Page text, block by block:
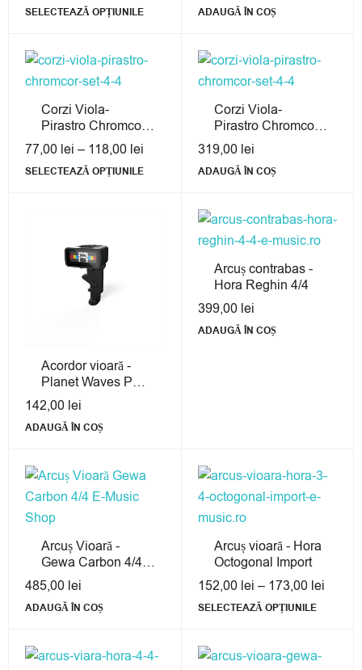
SELECTEAZĂ OPȚIUNILE ADAUGĂ ÎN COȘ
Corzi Viola-
Pirastro Chromcor
4/4 Corzi Single
77,00 lei – 118,00 lei
SELECTEAZĂ OPȚIUNILE
Corzi Viola-
Pirastro Chromcor
Set 4/4
319,00 lei
ADAUGĂ ÎN COȘ
Acordor vioară -
Planet Waves PW-
CT-14
142,00 lei
ADAUGĂ ÎN COȘ
Arcuș contrabas -
Hora Reghin 4/4
399,00 lei
ADAUGĂ ÎN COȘ
Arcuș Vioară -
Gewa Carbon 4/4
Wood
485,00 lei
ADAUGĂ ÎN COȘ
Arcuș vioară - Hora
Octogonal Import
152,00 lei – 173,00 lei
SELECTEAZĂ OPȚIUNILE